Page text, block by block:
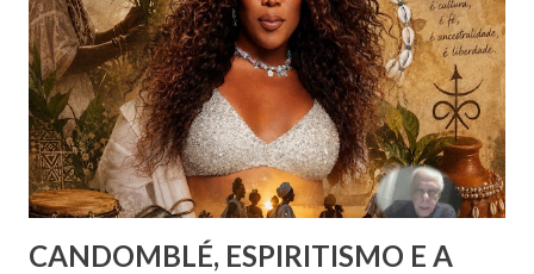
pode compreender o alcance das emoções. Já a felicidade…
Ah, esta corresponde a um ideal de inspiração, como se,
figurativamente, estivéssemos diante da linha de chegada
de uma competição esportiva ou o ápice de uma monta...
CANDOMBLÉ, ESPIRITISMO E A